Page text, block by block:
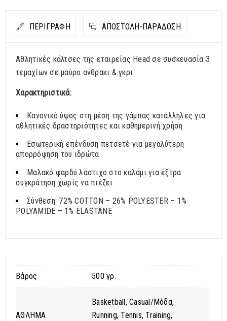
ΠΕΡΙΓΡΑΦΗ ΑΠΟΣΤΟΛΉ-ΠΑΡΆΔΟΣΗ
Αθλητικές κάλτσες της εταιρείας Head σε συσκευασία 3
τεμαχίων σε μαύρο ανθρακι & γκρι
Χαρακτηριστικά:
Κανονικό ύψος στη μέση της γάμπας κατάλληλες για
αθλητικές δραστηριότητες και καθημερινή χρήση
Εσωτερική επένδυση πετσετέ για μεγαλύτερη
απορρόφηση του ιδρώτα
Μαλακό φαρδύ λάστιχο στο καλάμι για έξτρα
συγκράτηση χωρίς να πιέζει
Σύνθεση: 72% COTTON – 26% POLYESTER – 1%
POLYAMIDE – 1% ELASTANE
Βάρος 500 γρ.
ΑΘΛΗΜΑ
Basketball, Casual/Μόδα,
Running, Tennis, Training,